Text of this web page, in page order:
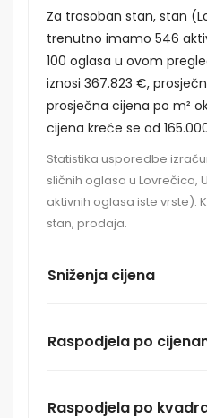
Za trosoban stan, stan
trenutno imamo 546
100 oglasa u ovom
iznosi 367.823 €,
prosječna cijena po m²
cijena kreće se od
Statistika usporedbe
sličnih oglasa u Lovrečica,
aktivnih oglasa iste vrste).
stan, prodaja.
Sniženja cijena
Raspodjela po
Raspodjela po